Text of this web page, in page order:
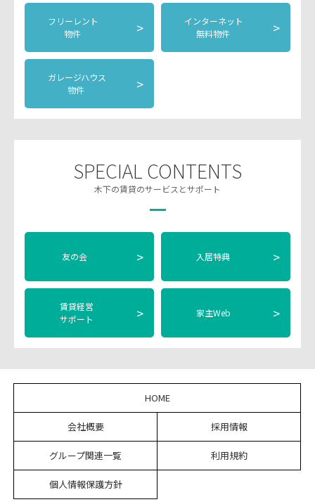
フリーレント
物件
>
インターネット
無料物件
>
ガレージハウス
物件
>
SPECIAL CONTENTS
木下の賃貸のサービスとサポート
友の会 > 入居特典 >
賃貸経営
サポート
> 家主Web >
HOME
会社概要 採用情報
グループ関連一覧 利用規約
個人情報保護方針